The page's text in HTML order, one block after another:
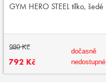
GYM HERO STEEL tílko, šedé
980 Kč
792 Kč
dočasně
nedostupné